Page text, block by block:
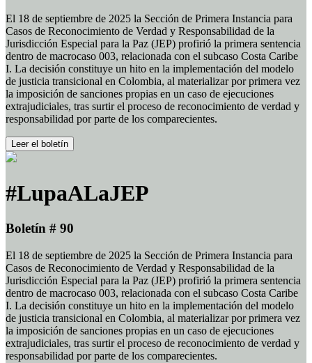
El 18 de septiembre de 2025 la Sección de Primera Instancia para
Casos de Reconocimiento de Verdad y Responsabilidad de la
Jurisdicción Especial para la Paz (JEP) profirió la primera sentencia
dentro de macrocaso 003, relacionada con el subcaso Costa Caribe
I. La decisión constituye un hito en la implementación del modelo
de justicia transicional en Colombia, al materializar por primera vez
la imposición de sanciones propias en un caso de ejecuciones
extrajudiciales, tras surtir el proceso de reconocimiento de verdad y
responsabilidad por parte de los comparecientes.
Leer el boletín
#LupaALaJEP
Boletín # 90
El 18 de septiembre de 2025 la Sección de Primera Instancia para
Casos de Reconocimiento de Verdad y Responsabilidad de la
Jurisdicción Especial para la Paz (JEP) profirió la primera sentencia
dentro de macrocaso 003, relacionada con el subcaso Costa Caribe
I. La decisión constituye un hito en la implementación del modelo
de justicia transicional en Colombia, al materializar por primera vez
la imposición de sanciones propias en un caso de ejecuciones
extrajudiciales, tras surtir el proceso de reconocimiento de verdad y
responsabilidad por parte de los comparecientes.